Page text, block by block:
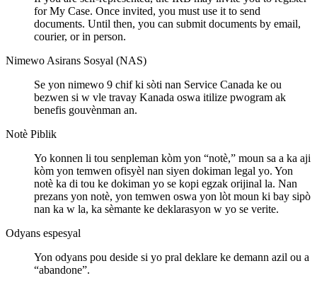
for My Case. Once invited, you must use it to send
documents. Until then, you can submit documents by email,
courier, or in person.
Nimewo Asirans Sosyal (NAS)
Se yon nimewo 9 chif ki sòti nan Service Canada ke ou
bezwen si w vle travay Kanada oswa itilize pwogram ak
benefis gouvènman an.
Notè Piblik
Yo konnen li tou senpleman kòm yon “notè,” moun sa a ka aji
kòm yon temwen ofisyèl nan siyen dokiman legal yo. Yon
notè ka di tou ke dokiman yo se kopi egzak orijinal la. Nan
prezans yon notè, yon temwen oswa yon lòt moun ki bay sipò
nan ka w la, ka sèmante ke deklarasyon w yo se verite.
Odyans espesyal
Yon odyans pou deside si yo pral deklare ke demann azil ou a
“abandone”.